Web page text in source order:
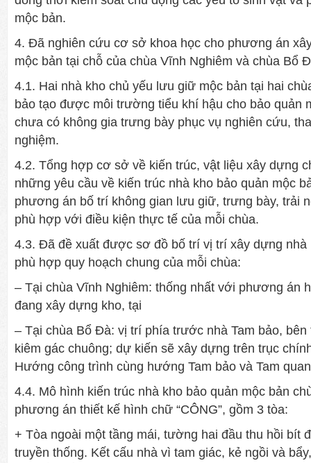
mộc bản.
4. Đã nghiên cứu cơ sở khoa học cho phương án
mộc bản tại chỗ của chùa Vĩnh Nghiêm và chùa Bổ
4.1. Hai nhà kho chủ yếu lưu giữ mộc bản tại hai
bảo tạo được môi trường tiểu khí hậu cho bảo quản
chưa có không gia trưng bày phục vụ nghiên cứu,
nghiệm.
4.2. Tổng hợp cơ sở về kiến trúc, vật liệu xây dựng
những yêu cầu về kiến trúc nhà kho bảo quản mộc
phương án bố trí không gian lưu giữ, trưng bày, trải
phù hợp với điều kiện thực tế của mỗi chùa.
4.3. Đã đề xuất được sơ đồ bố trí vị trí xây dựng
phù hợp quy hoạch chung của mỗi chùa:
– Tại chùa Vĩnh Nghiêm: thống nhất với phương án
đang xây dựng kho, tại
– Tại chùa Bổ Đà: vị trí phía trước nhà Tam bảo, bên
kiêm gác chuông; dự kiến sẽ xây dựng trên trục
Hướng công trình cùng hướng Tam bảo và Tam
4.4. Mô hình kiến trúc nhà kho bảo quản mộc bản
phương án thiết kế hình chữ “CÔNG”, gồm 3 tòa:
+ Tòa ngoài một tầng mái, tường hai đầu thu hồi bít
truyền thống. Kết cấu nhà vì tam giác, kẻ ngồi và